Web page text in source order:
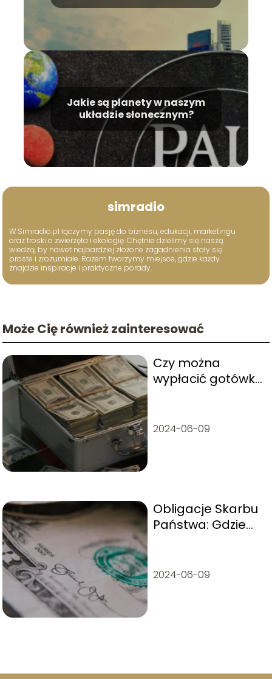
Jakie są planety w naszym
układzie słonecznym?
simradio
W Simradio.pl łączymy pasję do biznesu, edukacji, marketingu
oraz troski o zwierzęta i ekologię. Chętnie dzielimy się naszą
wiedzą, by nawet najbardziej złożone zagadnienia stały się
proste i zrozumiałe. Razem tworzymy miejsce, gdzie każdy
znajdzie inspiracje i praktyczne porady.
Może Cię również zainteresować
Czy można
wypłacić gotówkę
2024-06-09
Obligacje Skarbu
Państwa: Gdzie
2024-06-09